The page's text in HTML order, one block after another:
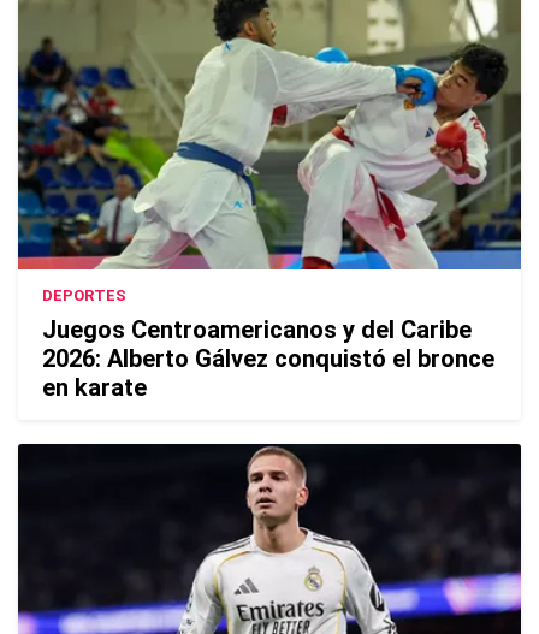
DEPORTES
Juegos Centroamericanos y del Caribe
2026: Alberto Gálvez conquistó el bronce
en karate